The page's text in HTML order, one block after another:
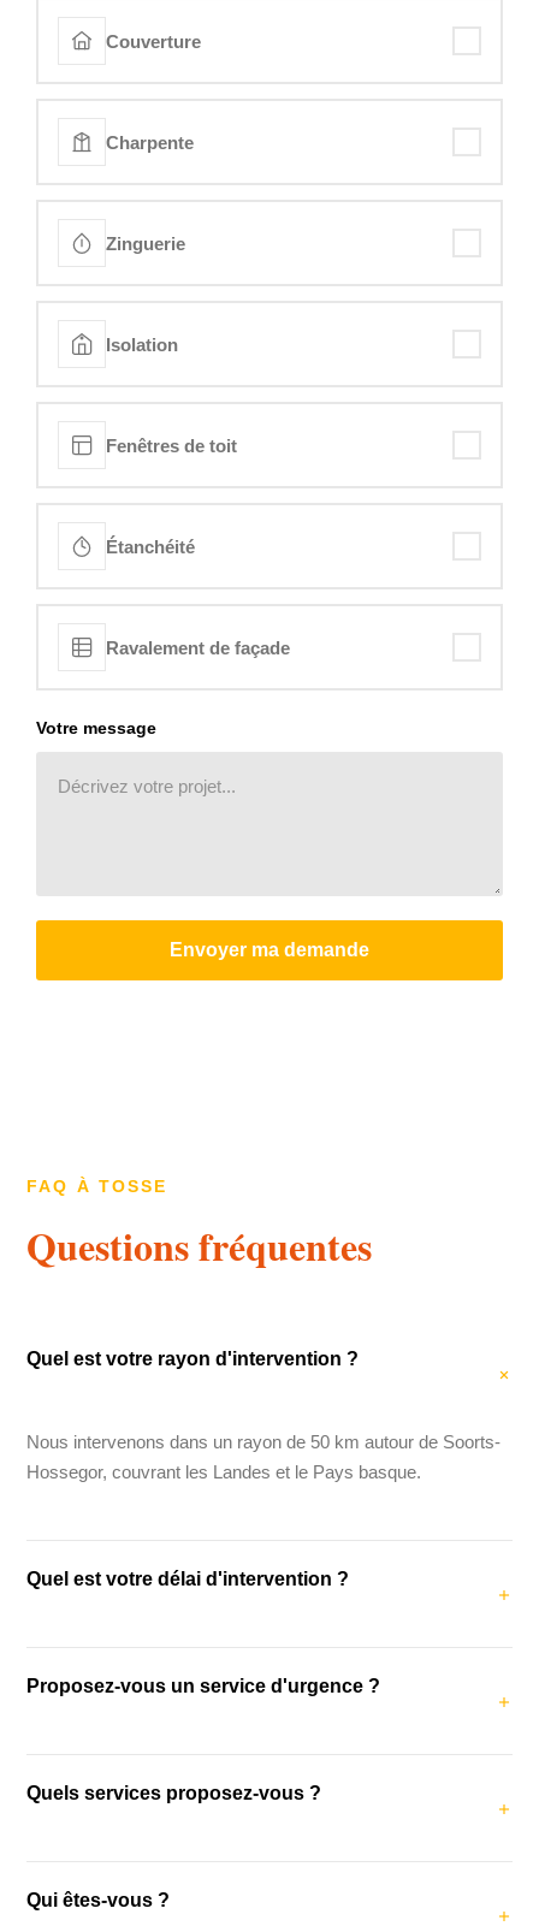
Couverture
Charpente
Zinguerie
Isolation
Fenêtres de toit
Étanchéité
Ravalement de façade
Votre message
Envoyer ma demande
FAQ À TOSSE
Questions fréquentes
Quel est votre rayon d'intervention ?
Nous intervenons dans un rayon de 50 km autour de Soorts-
Hossegor, couvrant les Landes et le Pays basque.
Quel est votre délai d'intervention ?
urgences (fuites, dégâts des eaux), nous intervenons dans
Proposez-vous un service d'urgence ?
dégâts des eaux et problèmes de couverture urgents.
Quels services proposez-vous ?
Velux, l'isolation, le ravalement de façade, la zinguerie et
Qui êtes-vous ?